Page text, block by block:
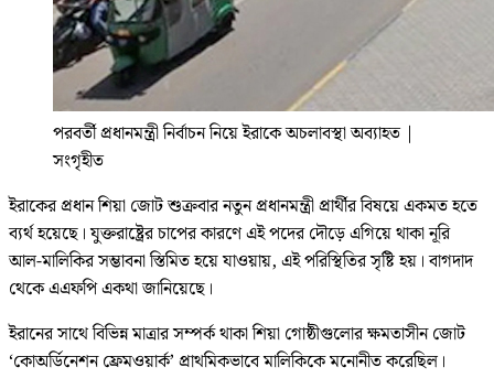
পরবর্তী প্রধানমন্ত্রী নির্বাচন নিয়ে ইরাকে অচলাবস্থা অব্যাহত |
সংগৃহীত
ইরাকের প্রধান শিয়া জোট শুক্রবার নতুন প্রধানমন্ত্রী প্রার্থীর বিষয়ে একমত হতে
ব্যর্থ হয়েছে। যুক্তরাষ্ট্রের চাপের কারণে এই পদের দৌড়ে এগিয়ে থাকা নূরি
আল-মালিকির সম্ভাবনা স্তিমিত হয়ে যাওয়ায়, এই পরিস্থিতির সৃষ্টি হয়। বাগদাদ
থেকে এএফপি একথা জানিয়েছে।
ইরানের সাথে বিভিন্ন মাত্রার সম্পর্ক থাকা শিয়া গোষ্ঠীগুলোর ক্ষমতাসীন জোট
‘কোঅর্ডিনেশন ফ্রেমওয়ার্ক’ প্রাথমিকভাবে মালিকিকে মনোনীত করেছিল।